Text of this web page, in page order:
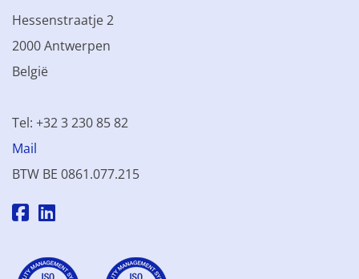
Hessenstraatje 2
2000 Antwerpen
België
Tel: +32 3 230 85 82
Mail
BTW BE 0861.077.215